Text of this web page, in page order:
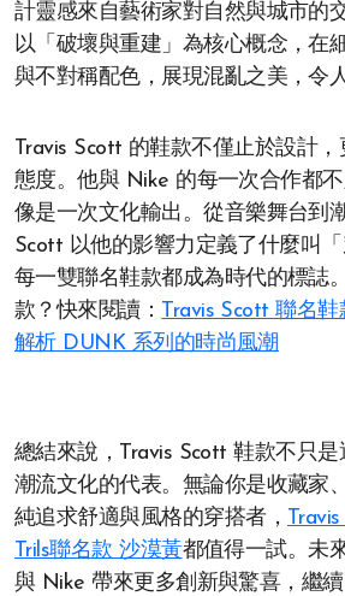
計靈感來自藝術家對自然與城市的
以「破壞與重建」為核心概念，在
與不對稱配色，展現混亂之美，令
Travis Scott 的鞋款不僅止於設計
態度。他與 Nike 的每一次合作都
像是一次文化輸出。從音樂舞台到
Scott 以他的影響力定義了什麼叫
每一雙聯名鞋款都成為時代的標誌
款？快來閱讀： Travis Scott 聯名
解析 DUNK 系列的時尚風潮
總結來說，Travis Scott 鞋款不只
潮流文化的代表。無論你是收藏家
純追求舒適與風格的穿搭者，
Trils聯名款 沙漠黃都值得一試。未
與 Nike 帶來更多創新與驚喜，繼續